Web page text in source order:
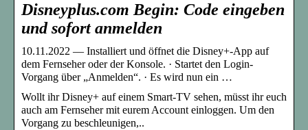
Disneyplus.com Begin: Code eingeben
und sofort anmelden
10.11.2022 — Installiert und öffnet die Disney+-App auf
dem Fernseher oder der Konsole. · Startet den Login-
Vorgang über „Anmelden“. · Es wird nun ein …
Wollt ihr Disney+ auf einem Smart-TV sehen, müsst ihr euch
auch am Fernseher mit eurem Account einloggen. Um den
Vorgang zu beschleunigen,..